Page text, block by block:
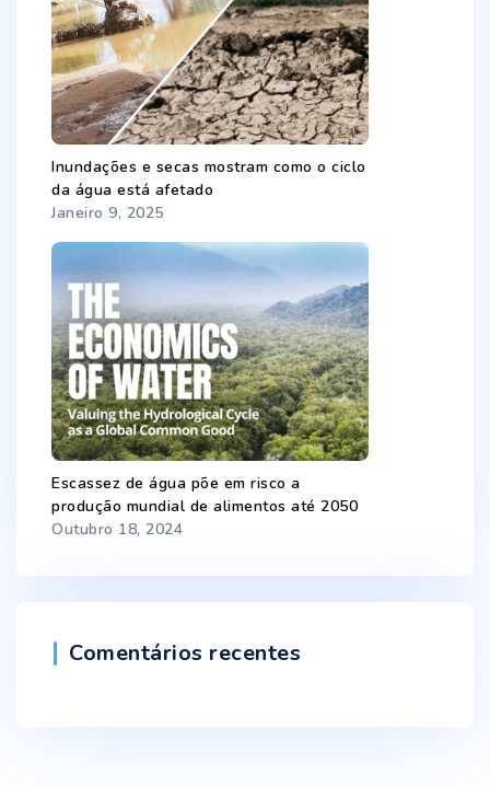
Inundações e secas mostram como o ciclo
da água está afetado
Janeiro 9, 2025
Escassez de água põe em risco a
produção mundial de alimentos até 2050
Outubro 18, 2024
Comentários recentes